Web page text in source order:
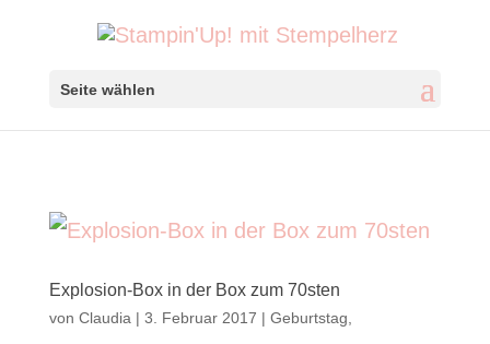
Seite wählen
Explosion-Box in der Box zum 70sten
von Claudia | 3. Februar 2017 | Geburtstag